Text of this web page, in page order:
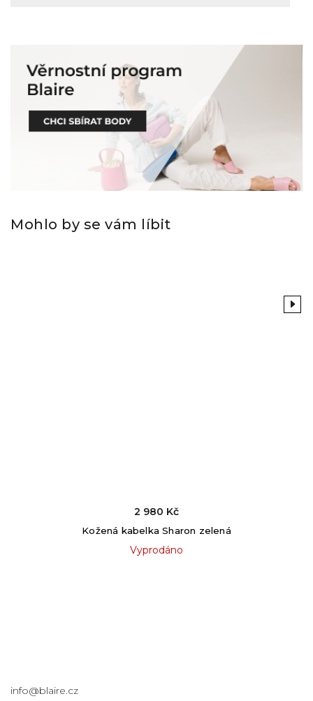
Mohlo by se vám líbit
Previous
Kožená kabelka Sharon zelená
Vyprodáno
2 980 Kč
Next
info@blaire.cz